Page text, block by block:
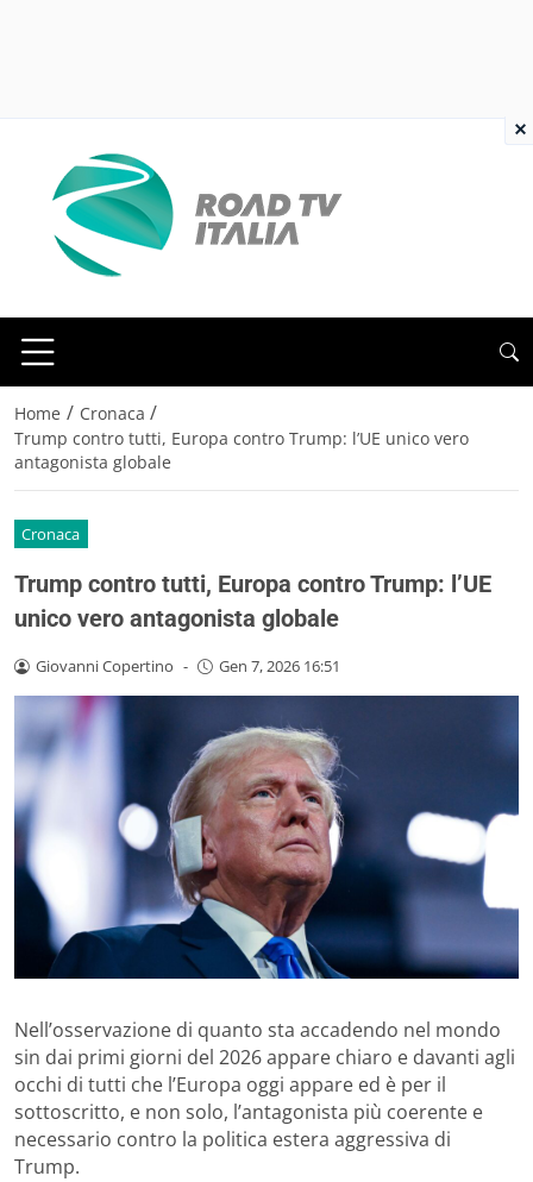
Home / Cronaca /
Trump contro tutti, Europa contro Trump: l’UE unico vero
antagonista globale
Cronaca
Trump contro tutti, Europa contro Trump: l’UE
unico vero antagonista globale
Giovanni Copertino - Gen 7, 2026 16:51
Nell’osservazione di quanto sta accadendo nel mondo
sin dai primi giorni del 2026 appare chiaro e davanti agli
occhi di tutti che l’Europa oggi appare ed è per il
sottoscritto, e non solo, l’antagonista più coerente e
necessario contro la politica estera aggressiva di
Trump.
×